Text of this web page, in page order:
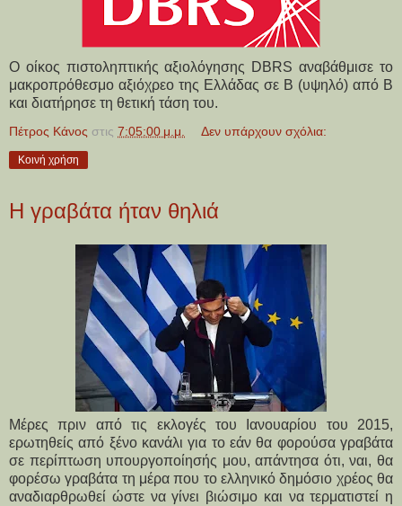
Ο οίκος πιστοληπτικής αξιολόγησης DBRS αναβάθμισε το
μακροπρόθεσμο αξιόχρεο της Ελλάδας σε Β (υψηλό) από Β
και διατήρησε τη θετική τάση του.
Πέτρος Κάνος στις 7:05:00 μ.μ. Δεν υπάρχουν σχόλια:
Κοινή χρήση
Η γραβάτα ήταν θηλιά
Μέρες πριν από τις εκλογές του Ιανουαρίου του 2015,
ερωτηθείς από ξένο κανάλι για το εάν θα φορούσα γραβάτα
σε περίπτωση υπουργοποίησής μου, απάντησα ότι, ναι, θα
φορέσω γραβάτα τη μέρα που το ελληνικό δημόσιο χρέος θα
αναδιαρθρωθεί ώστε να γίνει βιώσιμο και να τερματιστεί η